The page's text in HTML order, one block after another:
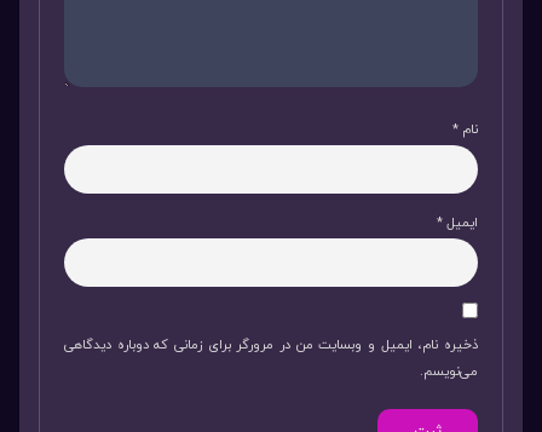
نام *
ایمیل*
ذخیره نام، ایمیل و وبسایت من در مرورگر برای زمانی که دوباره دیدگاهی
می‌نویسم.